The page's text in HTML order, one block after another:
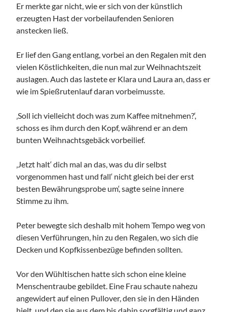
Er merkte gar nicht, wie er sich von der künstlich
erzeugten Hast der vorbeilaufenden Senioren
anstecken ließ.
Er lief den Gang entlang, vorbei an den Regalen mit den
vielen Köstlichkeiten, die nun mal zur Weihnachtszeit
auslagen. Auch das lastete er Klara und Laura an, dass er
wie im Spießrutenlauf daran vorbeimusste.
‚Soll ich vielleicht doch was zum Kaffee mitnehmen?‘,
schoss es ihm durch den Kopf, während er an dem
bunten Weihnachtsgebäck vorbeilief.
‚Jetzt halt‘ dich mal an das, was du dir selbst
vorgenommen hast und fall‘ nicht gleich bei der erst
besten Bewährungsprobe um‘, sagte seine innere
Stimme zu ihm.
Peter bewegte sich deshalb mit hohem Tempo weg von
diesen Verführungen, hin zu den Regalen, wo sich die
Decken und Kopfkissenbezüge befinden sollten.
Vor den Wühltischen hatte sich schon eine kleine
Menschentraube gebildet. Eine Frau schaute nahezu
angewidert auf einen Pullover, den sie in den Händen
hielt, und den sie aus dem bis dahin sorgfältig und ganz